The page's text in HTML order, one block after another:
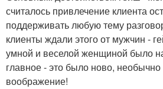
считалось привлечение клиента
поддерживать любую тему
клиенты ждали этого от мужчин -
умной и веселой женщиной было
главное - это было ново,
воображение!